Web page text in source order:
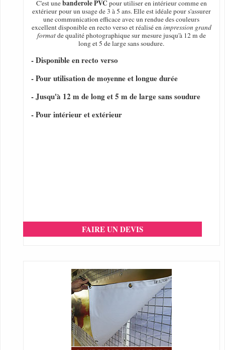
C'est unebanderole PVC pour utiliser en intérieur comme en
extérieur pour un usage de 3 à 5 ans. Elle est idéale pour s'assurer
une communication efficace avec un rendue des couleurs
excellent disponible en recto verso et réalisé enimpression grand
formatde qualité photographique sur mesure jusqu'à 12 m de
long et 5 de large sans soudure.
- Disponible en recto verso
- Pour utilisation de moyenne et longue durée
- Jusqu'à 12 m de long et 5 m de large sans soudure
- Pour intérieur et extérieur
FAIRE UN DEVIS